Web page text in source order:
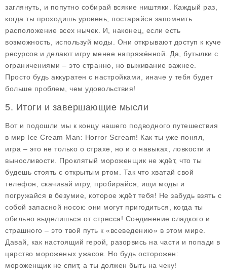
заглянуть, и попутно собирай всякие ништяки. Каждый раз,
когда ты проходишь уровень, постарайся запомнить
расположение всех нычек. И, наконец, если есть
возможность, используй моды. Они открывают доступ к куче
ресурсов и делают игру менее напряжённой. Да, бутылки с
ограничениями – это странно, но выживание важнее.
Просто будь аккуратен с настройками, иначе у тебя будет
больше проблем, чем удовольствия!
5. Итоги и завершающие мысли
Вот и подошли мы к концу нашего подводного путешествия
в мир Ice Cream Man: Horror Scream! Как ты уже понял,
игра – это не только о страхе, но и о навыках, ловкости и
выносливости. Проклятый мороженщик не ждёт, что ты
будешь стоять с открытым ртом. Так что хватай свой
телефон, скачивай игру, пробирайся, ищи моды и
погружайся в безумие, которое ждёт тебя! Не забудь взять с
собой запасной носок: они могут пригодиться, когда ты
обильно выделишься от стресса! Соединение сладкого и
страшного – это твой путь к «всеведению» в этом мире.
Давай, как настоящий герой, разорвись на части и попади в
царство мороженых ужасов. Но будь осторожен:
мороженщик не спит, а ты должен быть на чеку!